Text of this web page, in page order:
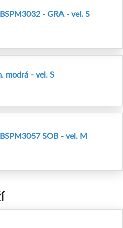
- GRA - vel. S
modrá - vel. S
SOB - vel. M